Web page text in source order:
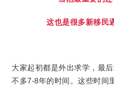
这也是很多新移民
大家起初都是外出求学，最
不多7-8年的时间。这些时间